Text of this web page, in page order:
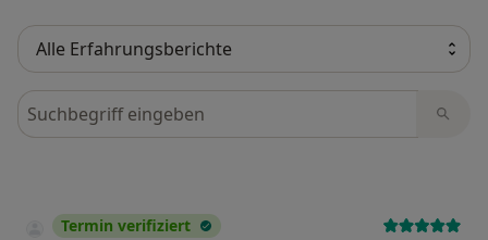
Bewertungen durchsuchen
Termin verifiziert